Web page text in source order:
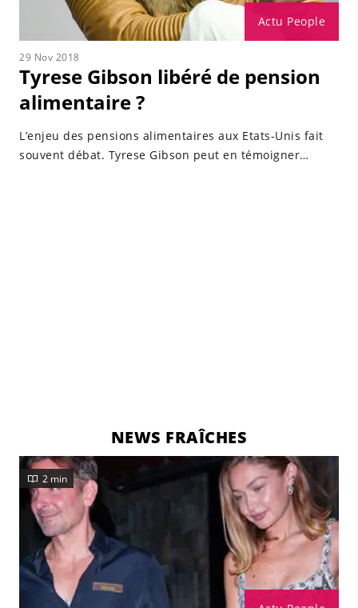
Actu People
29 Nov 2018
Tyrese Gibson libéré de pension
alimentaire ?
L’enjeu des pensions alimentaires aux Etats-Unis fait
souvent débat. Tyrese Gibson peut en témoigner…
NEWS FRAÎCHES
2 min